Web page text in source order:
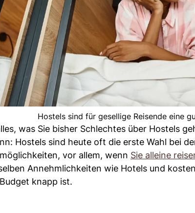
Hostels sind für gesellige Reisende eine
was Sie bisher Schlechtes über Hostels
Hostels sind heute oft die erste Wahl bei
vor allem, wenn Sie alleine
Annehmlichkeiten wie Hotels und
knapp ist.